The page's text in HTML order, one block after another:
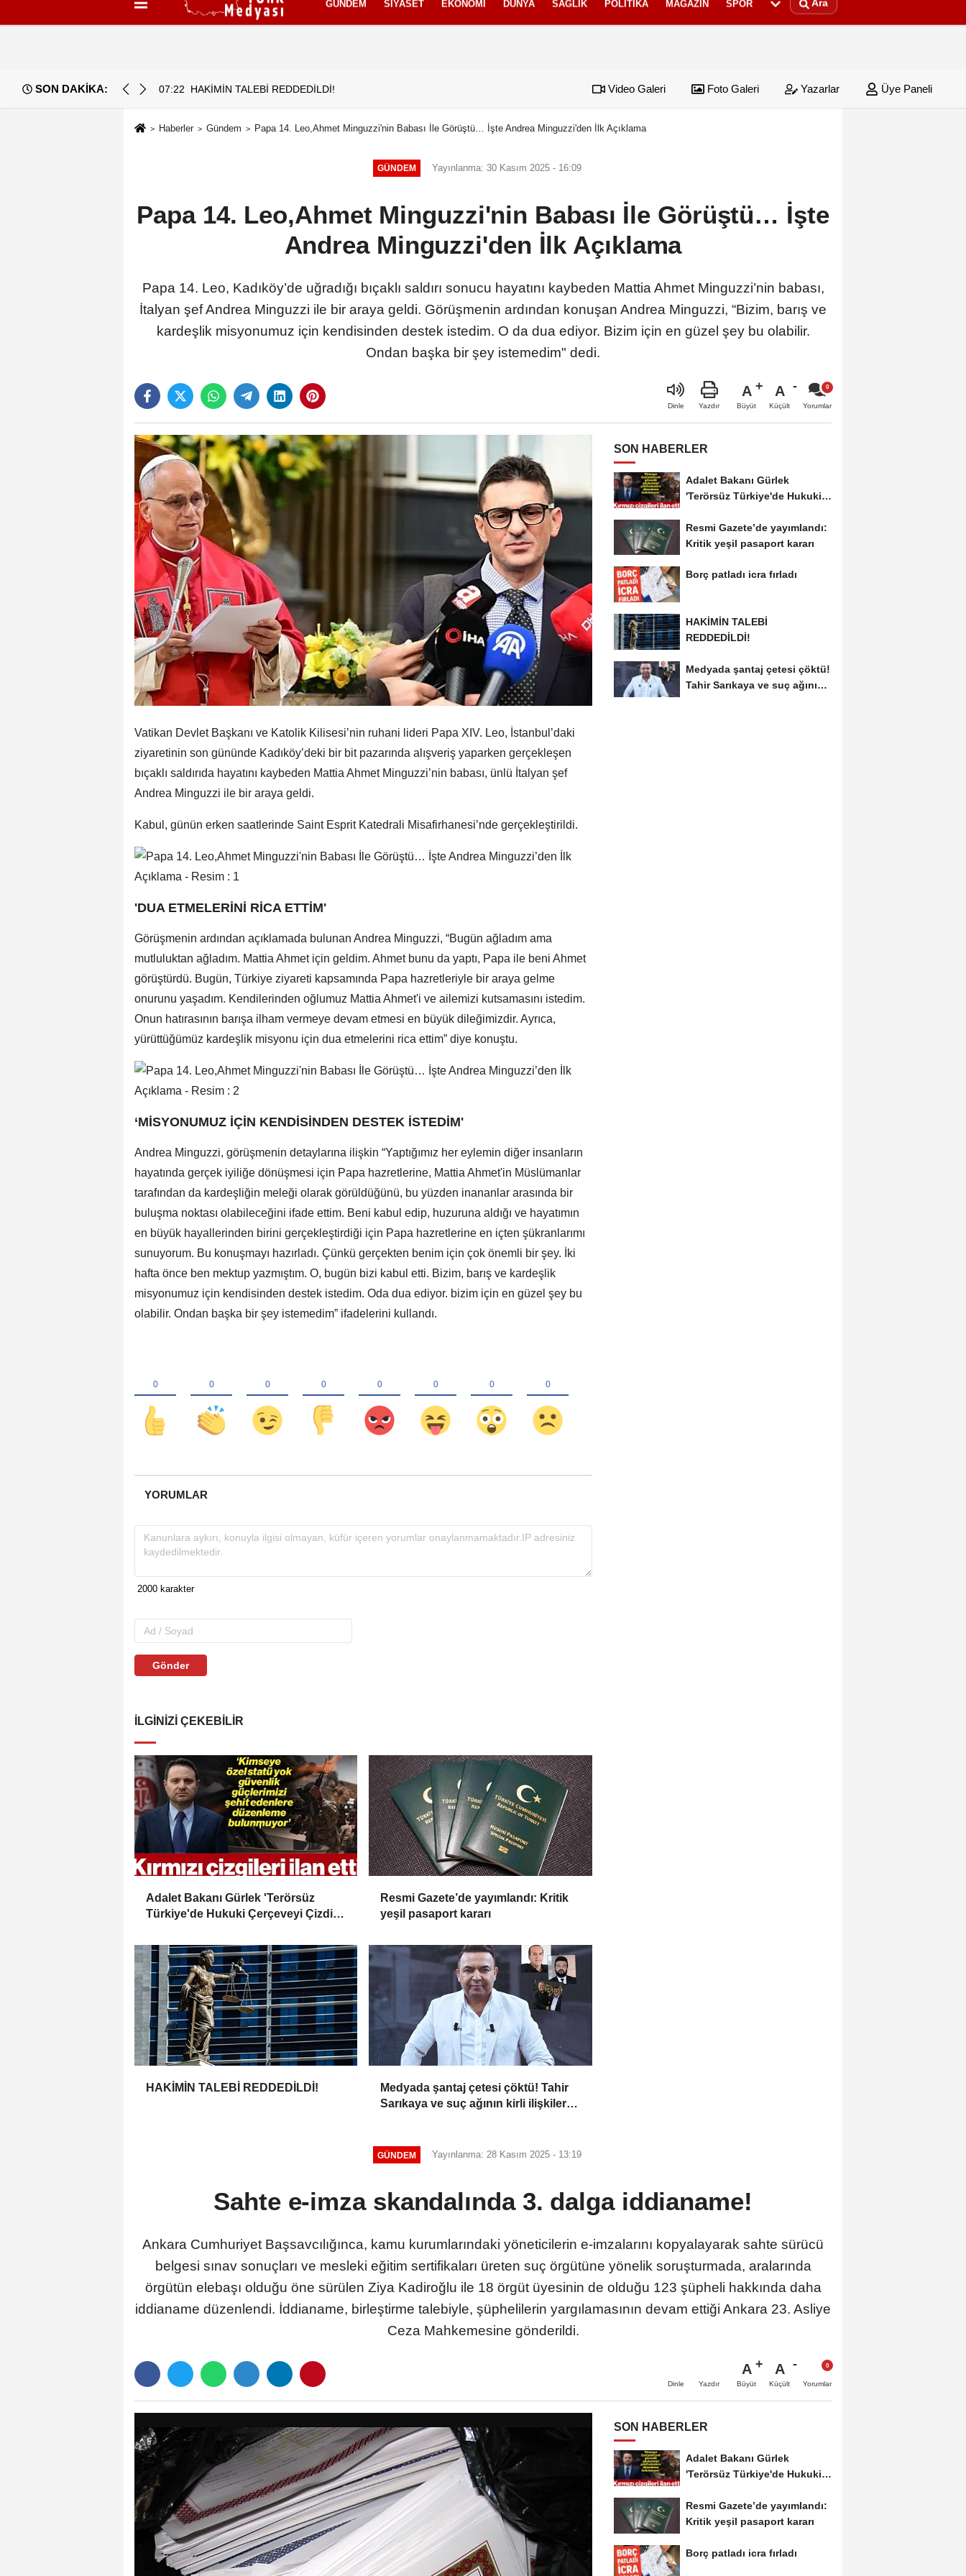
İletişim Çerez Politikası
GÜNDEM SIYASET EKONOMI DÜNYA SAĞLIK POLITIKA MAGAZIN SPOR Ara
SON DAKİKA: 07:22 HAKİMİN TALEBİ REDDEDİLDİ! Borç patladı icra fırladı
Video Galeri Foto Galeri Yazarlar Üye Paneli
Haberler Gündem Papa 14. Leo,Ahmet Minguzzi'nin Babası İle Görüştü… İşte Andrea Minguzzi'den İlk Açıklama
GÜNDEM Yayınlanma: 30 Kasım 2025 - 16:09
Papa 14. Leo,Ahmet Minguzzi'nin Babası İle Görüştü… İşte
Andrea Minguzzi'den İlk Açıklama
Papa 14. Leo, Kadıköy’de uğradığı bıçaklı saldırı sonucu hayatını kaybeden Mattia Ahmet Minguzzi’nin babası,
İtalyan şef Andrea Minguzzi ile bir araya geldi. Görüşmenin ardından konuşan Andrea Minguzzi, “Bizim, barış ve
kardeşlik misyonumuz için kendisinden destek istedim. O da dua ediyor. Bizim için en güzel şey bu olabilir.
Ondan başka bir şey istemedim" dedi.
Dinle Yazdır
A
Büyüt
A
Küçült Yorumlar
Vatikan Devlet Başkanı ve Katolik Kilisesi’nin ruhani lideri Papa XIV. Leo, İstanbul’daki
ziyaretinin son gününde Kadıköy’deki bir bit pazarında alışveriş yaparken gerçekleşen
bıçaklı saldırıda hayatını kaybeden Mattia Ahmet Minguzzi’nin babası, ünlü İtalyan şef
Andrea Minguzzi ile bir araya geldi.
Kabul, günün erken saatlerinde Saint Esprit Katedrali Misafirhanesi’nde gerçekleştirildi.
'DUA ETMELERİNİ RİCA ETTİM'
Görüşmenin ardından açıklamada bulunan Andrea Minguzzi, “Bugün ağladım ama
mutluluktan ağladım. Mattia Ahmet için geldim. Ahmet bunu da yaptı, Papa ile beni Ahmet
görüştürdü. Bugün, Türkiye ziyareti kapsamında Papa hazretleriyle bir araya gelme
onurunu yaşadım. Kendilerinden oğlumuz Mattia Ahmet'i ve ailemizi kutsamasını istedim.
Onun hatırasının barışa ilham vermeye devam etmesi en büyük dileğimizdir. Ayrıca,
yürüttüğümüz kardeşlik misyonu için dua etmelerini rica ettim” diye konuştu.
‘MİSYONUMUZ İÇİN KENDİSİNDEN DESTEK İSTEDİM'
Andrea Minguzzi, görüşmenin detaylarına ilişkin “Yaptığımız her eylemin diğer insanların
hayatında gerçek iyiliğe dönüşmesi için Papa hazretlerine, Mattia Ahmet'in Müslümanlar
tarafından da kardeşliğin meleği olarak görüldüğünü, bu yüzden inananlar arasında bir
buluşma noktası olabileceğini ifade ettim. Beni kabul edip, huzuruna aldığı ve hayatımın
en büyük hayallerinden birini gerçekleştirdiği için Papa hazretlerine en içten şükranlarımı
sunuyorum. Bu konuşmayı hazırladı. Çünkü gerçekten benim için çok önemli bir şey. İki
hafta önce ben mektup yazmıştım. O, bugün bizi kabul etti. Bizim, barış ve kardeşlik
misyonumuz için kendisinden destek istedim. Oda dua ediyor. bizim için en güzel şey bu
olabilir. Ondan başka bir şey istemedim” ifadelerini kullandı.
YORUMLAR
Gönder
İLGINIZI ÇEKEBILIR
Adalet Bakanı Gürlek 'Terörsüz
Türkiye'de Hukuki Çerçeveyi Çizdi:
Resmi Gazete’de yayımlandı: Kritik
yeşil pasaport kararı
HAKİMİN TALEBİ REDDEDİLDİ!
Medyada şantaj çetesi çöktü! Tahir
Sarıkaya ve suç ağının kirli ilişkiler
SON HABERLER
Adalet Bakanı Gürlek
'Terörsüz Türkiye'de Hukuki
Resmi Gazete’de yayımlandı:
Kritik yeşil pasaport kararı
Borç patladı icra fırladı
HAKİMİN TALEBİ
REDDEDİLDİ!
Medyada şantaj çetesi çöktü!
Tahir Sarıkaya ve suç ağının
GÜNDEM Yayınlanma: 28 Kasım 2025 - 13:19
Sahte e-imza skandalında 3. dalga iddianame!
Ankara Cumhuriyet Başsavcılığınca, kamu kurumlarındaki yöneticilerin e-imzalarını kopyalayarak sahte sürücü
belgesi sınav sonuçları ve mesleki eğitim sertifikaları üreten suç örgütüne yönelik soruşturmada, aralarında
örgütün elebaşı olduğu öne sürülen Ziya Kadiroğlu ile 18 örgüt üyesinin de olduğu 123 şüpheli hakkında daha
iddianame düzenlendi. İddianame, birleştirme talebiyle, şüphelilerin yargılamasının devam ettiği Ankara 23. Asliye
Ceza Mahkemesine gönderildi.
Dinle Yazdır
A
Büyüt
A
Küçült Yorumlar
SON HABERLER
Adalet Bakanı Gürlek
'Terörsüz Türkiye'de Hukuki
Resmi Gazete’de yayımlandı:
Kritik yeşil pasaport kararı
Borç patladı icra fırladı